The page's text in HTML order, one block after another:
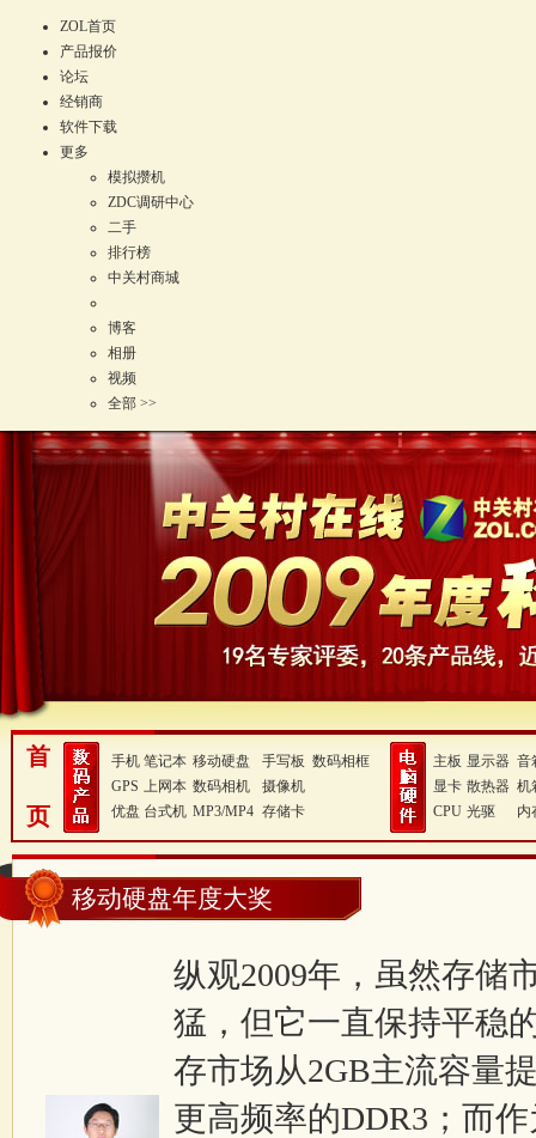
ZOL首页
产品报价
论坛
经销商
软件下载
更多
模拟攒机
ZDC调研中心
二手
排行榜
中关村商城
博客
相册
视频
全部 >>
首
页
手机 笔记本 移动硬盘 手写板 数码相框
GPS 上网本 数码相机
摄像机
优盘 台式机 MP3/MP4 存储卡
主板 显示器 音
显卡 散热器 机
CPU 光驱 内
移动硬盘年度大奖
纵观2009年，虽然存储
猛，但它一直保持平稳
存市场从2GB主流容量
更高频率的DDR3；而